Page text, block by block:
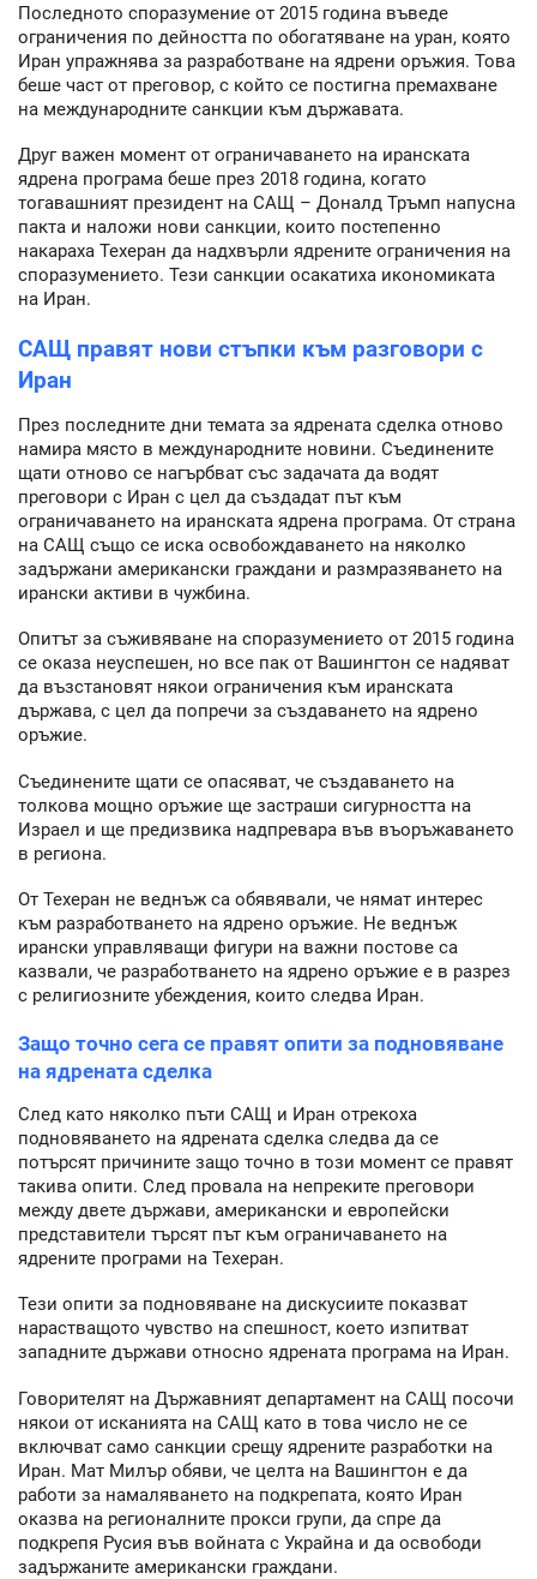
Последното споразумение от 2015 година въведе
ограничения по дейността по обогатяване на уран, която
Иран упражнява за разработване на ядрени оръжия. Това
беше част от преговор, с който се постигна премахване
на международните санкции към държавата.
Друг важен момент от ограничаването на иранската
ядрена програма беше през 2018 година, когато
тогавашният президент на САЩ – Доналд Тръмп напусна
пакта и наложи нови санкции, които постепенно
накараха Техеран да надхвърли ядрените ограничения на
споразумението. Тези санкции осакатиха икономиката
на Иран.
САЩ правят нови стъпки към разговори с
Иран
През последните дни темата за ядрената сделка отново
намира място в международните новини. Съединените
щати отново се нагърбват със задачата да водят
преговори с Иран с цел да създадат път към
ограничаването на иранската ядрена програма. От страна
на САЩ също се иска освобождаването на няколко
задържани американски граждани и размразяването на
ирански активи в чужбина.
Опитът за съживяване на споразумението от 2015 година
се оказа неуспешен, но все пак от Вашингтон се надяват
да възстановят някои ограничения към иранската
държава, с цел да попречи за създаването на ядрено
оръжие.
Съединените щати се опасяват, че създаването на
толкова мощно оръжие ще застраши сигурността на
Израел и ще предизвика надпревара във въоръжаването
в региона.
От Техеран не веднъж са обявявали, че нямат интерес
към разработването на ядрено оръжие. Не веднъж
ирански управляващи фигури на важни постове са
казвали, че разработването на ядрено оръжие е в разрез
с религиозните убеждения, които следва Иран.
Защо точно сега се правят опити за подновяване
на ядрената сделка
След като няколко пъти САЩ и Иран отрекоха
подновяването на ядрената сделка следва да се
потърсят причините защо точно в този момент се правят
такива опити. След провала на непреките преговори
между двете държави, американски и европейски
представители търсят път към ограничаването на
ядрените програми на Техеран.
Тези опити за подновяване на дискусиите показват
нарастващото чувство на спешност, което изпитват
западните държави относно ядрената програма на Иран.
Говорителят на Държавният департамент на САЩ посочи
някои от исканията на САЩ като в това число не се
включват само санкции срещу ядрените разработки на
Иран. Мат Милър обяви, че целта на Вашингтон е да
работи за намаляването на подкрепата, която Иран
оказва на регионалните прокси групи, да спре да
подкрепя Русия във войната с Украйна и да освободи
задържаните американски граждани.